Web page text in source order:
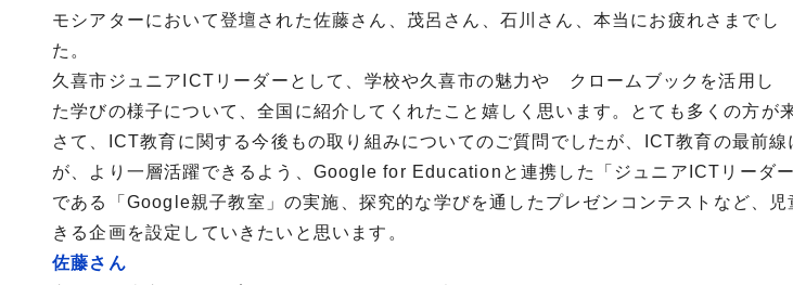
モシアターにおいて登壇された佐藤さん、茂呂さん、石川さん、本当にお疲れさまでし
た。
久喜市ジュニアICTリーダーとして、学校や久喜市の魅力や クロームブックを活用し
た学びの様子について、全国に紹介してくれたこと嬉しく思います。とても多くの方が
さて、ICT教育に関する今後もの取り組みについてのご質問でしたが、ICT教育の最前
が、より一層活躍できるよう、Google for Educationと連携した「ジュニアICTリーダ
である「Google親子教室」の実施、探究的な学びを通したプレゼンコンテストなど、
きる企画を設定していきたいと思います。
佐藤さん